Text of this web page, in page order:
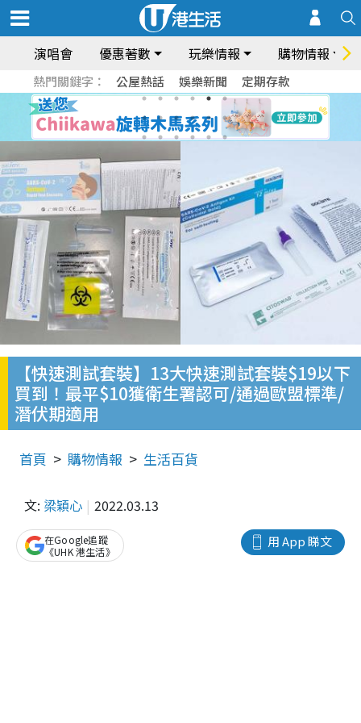
演唱會 優惠著數 玩樂情報 購物情報
熱門關鍵字： 公屋熱話 娛樂新聞 定期存款
【快速測試套裝】13大快速測試套裝$19以下
買到！最平$10獲衛生署認可/通過歐盟標準/
潛伏期適用
首頁 購物情報 生活百貨
文: 梁穎心 2022.03.13
用 App 睇文
在Google追蹤
《UHK 港生活》